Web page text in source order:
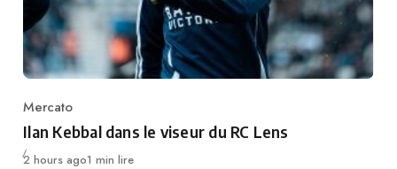
Category
Mercato
Ilan Kebbal dans le viseur du RC Lens
Publié
2 hours ago1 min lire